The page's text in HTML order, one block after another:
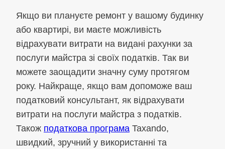
Якщо ви плануєте ремонт у вашому будинку
або квартирі, ви маєте можливість
відрахувати витрати на видані рахунки за
послуги майстра зі своїх податків. Так ви
можете заощадити значну суму протягом
року. Найкраще, якщо вам допоможе ваш
податковий консультант, як відрахувати
витрати на послуги майстра з податків.
Також податкова програма Taxando,
швидкий, зручний у використанні та